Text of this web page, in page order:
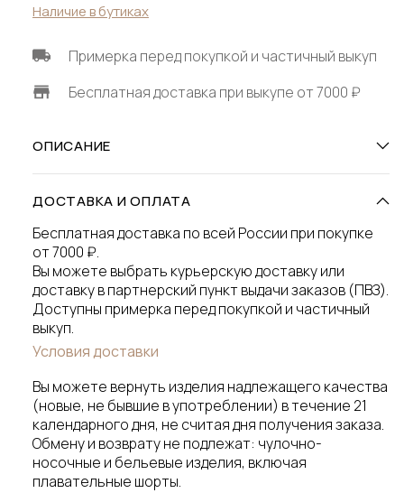
Наличие в бутиках
Примерка перед покупкой и частичный выкуп
Бесплатная доставка при выкупе от 7000 ₽
ОПИСАНИЕ
ДОСТАВКА И ОПЛАТА
Бесплатная доставка по всей России при покупке
от 7000 ₽.
Вы можете выбрать курьерскую доставку или
доставку в партнерский пункт выдачи заказов (ПВЗ).
Доступны примерка перед покупкой и частичный
выкуп.
Условия доставки
Вы можете вернуть изделия надлежащего качества
(новые, не бывшие в употреблении) в течение 21
календарного дня, не считая дня получения заказа.
Обмену и возврату не подлежат: чулочно-
носочные и бельевые изделия, включая
плавательные шорты.